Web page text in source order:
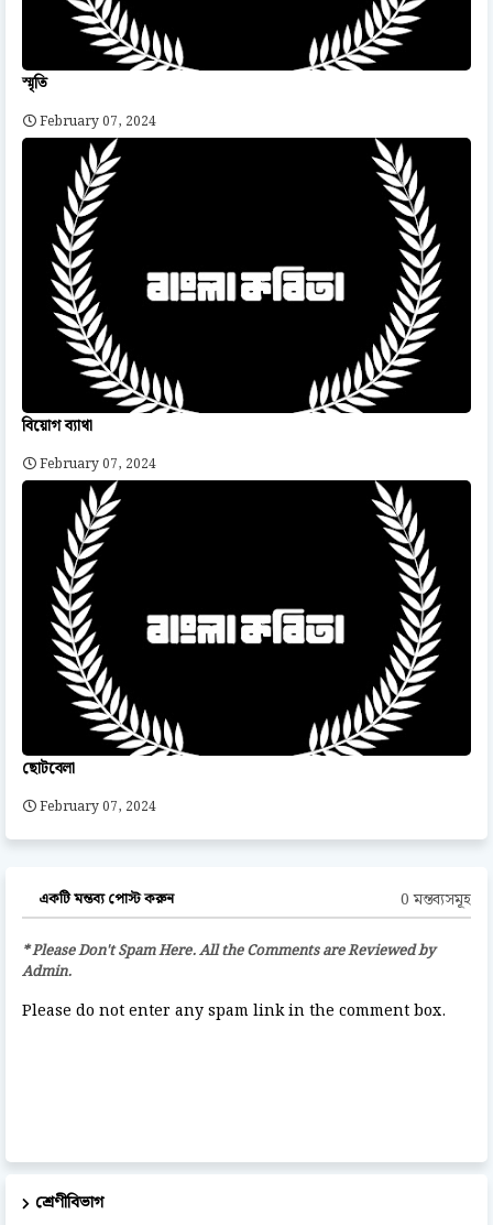
স্মৃতি
February 07, 2024
বিয়োগ ব্যাথা
February 07, 2024
ছোটবেলা
February 07, 2024
একটি মন্তব্য পোস্ট করুন 0 মন্তব্যসমূহ
* Please Don't Spam Here. All the Comments are Reviewed by
Admin.
Please do not enter any spam link in the comment box.
শ্রেণীবিভাগ